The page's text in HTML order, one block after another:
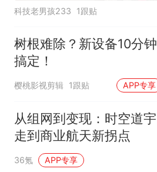
科技老男孩233 1跟贴
树根难除？新设备10分钟
搞定！
樱桃影视剪辑 1跟贴 APP专享
从组网到变现：时空道宇
走到商业航天新拐点
36氪 APP专享